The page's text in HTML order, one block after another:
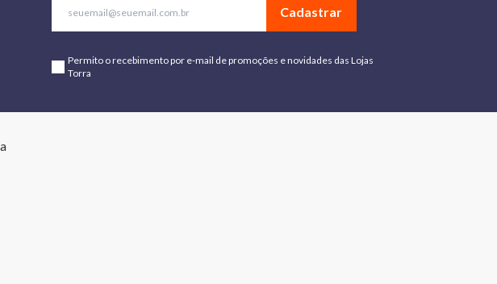
Cadastrar
Permito o recebimento por e-mail de promoções e novidades das Lojas
Torra